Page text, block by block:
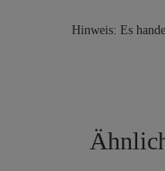
Hinweis: Es